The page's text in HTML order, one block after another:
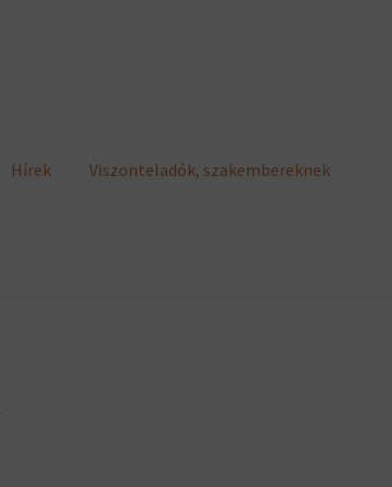
Hírek Viszonteladók, szakembereknek